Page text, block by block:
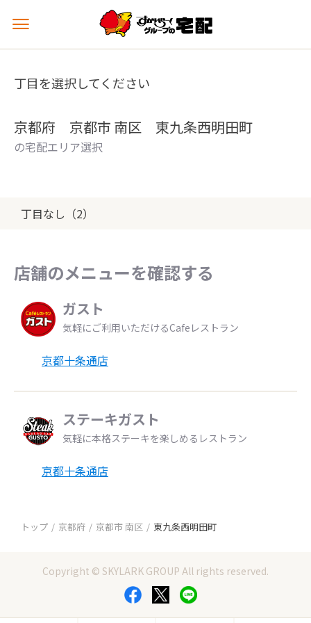
メ
ュ
を
丁目を選択してください
京都府 京都市 南区 東九条西明田町
の宅配エリア選択
丁目なし（2）
店舗のメニューを確認する
ガスト
気軽にご利用いただけるCafeレストラン
京都十条通店
ステーキガスト
気軽に本格ステーキを楽しめるレストラン
京都十条通店
トップ 京都府 京都市 南区 東九条西明田町
Copyright © SKYLARK GROUP All rights reserved.